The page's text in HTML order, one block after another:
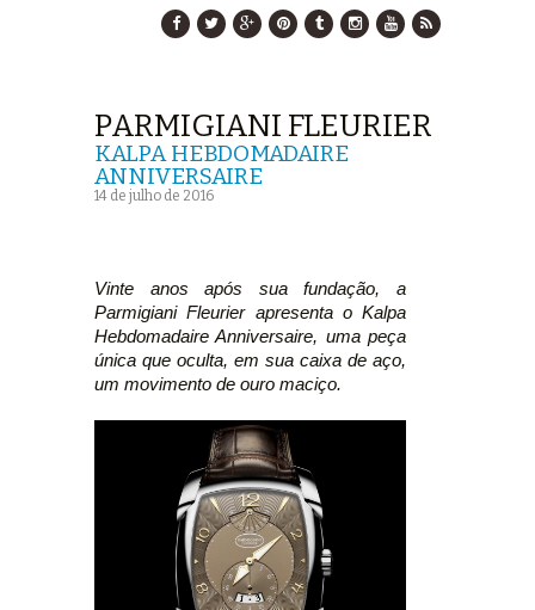
PARMIGIANI FLEURIER
KALPA HEBDOMADAIRE
ANNIVERSAIRE
14 de julho de 2016
Vinte anos após sua fundação, a
Parmigiani Fleurier apresenta o Kalpa
Hebdomadaire Anniversaire, uma peça
única que oculta, em sua caixa de aço,
um movimento de ouro maciço.